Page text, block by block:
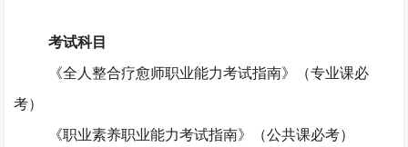
考试科目
《全人整合疗愈师职业能力考试指南》（专业课必
考）
《职业素养职业能力考试指南》（公共课必考）